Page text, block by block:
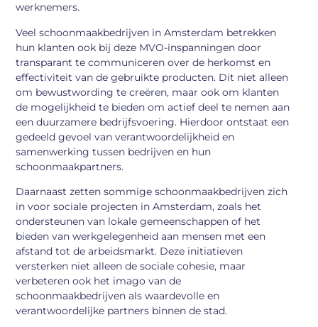
werknemers.
Veel schoonmaakbedrijven in Amsterdam betrekken
hun klanten ook bij deze MVO-inspanningen door
transparant te communiceren over de herkomst en
effectiviteit van de gebruikte producten. Dit niet alleen
om bewustwording te creëren, maar ook om klanten
de mogelijkheid te bieden om actief deel te nemen aan
een duurzamere bedrijfsvoering. Hierdoor ontstaat een
gedeeld gevoel van verantwoordelijkheid en
samenwerking tussen bedrijven en hun
schoonmaakpartners.
Daarnaast zetten sommige schoonmaakbedrijven zich
in voor sociale projecten in Amsterdam, zoals het
ondersteunen van lokale gemeenschappen of het
bieden van werkgelegenheid aan mensen met een
afstand tot de arbeidsmarkt. Deze initiatieven
versterken niet alleen de sociale cohesie, maar
verbeteren ook het imago van de
schoonmaakbedrijven als waardevolle en
verantwoordelijke partners binnen de stad.